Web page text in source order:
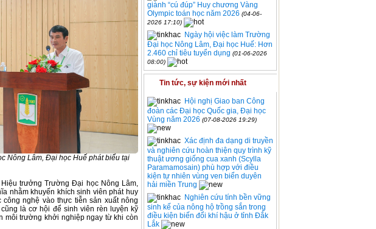
Nông Lâm, Đại học Huế phát biểu tại
trưởng Trường Đại học Nông Lâm,
nhằm khuyến khích sinh viên phát huy
nghệ vào thực tiễn sản xuất nông
là cơ hội để sinh viên rèn luyện kỹ
môi trường khởi nghiệp ngay từ khi còn
giành “cú đúp” Huy chương Vàng
Olympic toán học năm 2026 (04-06-
2026 17:10)
Ngày hội việc làm Trường
Đại học Nông Lâm, Đại học Huế: Hơn
2.460 chỉ tiêu tuyển dụng (01-06-2026
08:00)
Tin tức, sự kiện mới nhất
Hội nghị Giao ban Công
đoàn các Đại học Quốc gia, Đại học
Vùng năm 2026 (07-08-2026 19:29)
Xác định đa dạng di truyền
và nghiên cứu hoàn thiện quy trình kỹ
thuật ương giống cua xanh (Scylla
Paramamosain) phù hợp với điều
kiện tự nhiên vùng ven biển duyên
hải miền Trung
Nghiên cứu tính bền vững
sinh kế của nông hộ trồng sắn trong
điều kiện biến đổi khí hậu ở tỉnh Đắk
Lắk